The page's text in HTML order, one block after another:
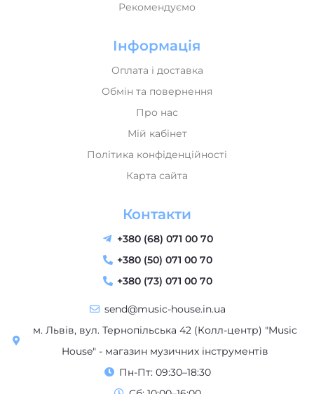
Рекомендуємо
Інформація
Оплата і доставка
Обмін та повернення
Про нас
Мій кабінет
Політика конфіденційності
Карта сайта
Контакти
+380 (68) 071 00 70
+380 (50) 071 00 70
+380 (73) 071 00 70
send@music-house.in.ua
м. Львів, вул. Тернопільська 42 (Колл-центр) "Music
House" - магазин музичних інструментів
Пн-Пт: 09:30–18:30